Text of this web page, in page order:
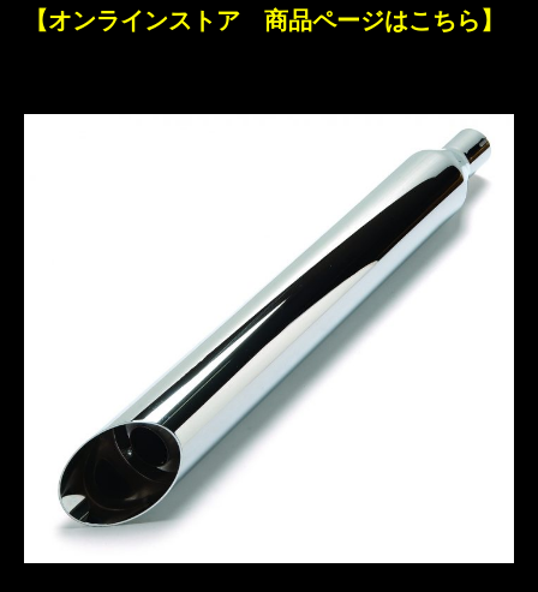
【オンラインストア 商品ページはこちら】